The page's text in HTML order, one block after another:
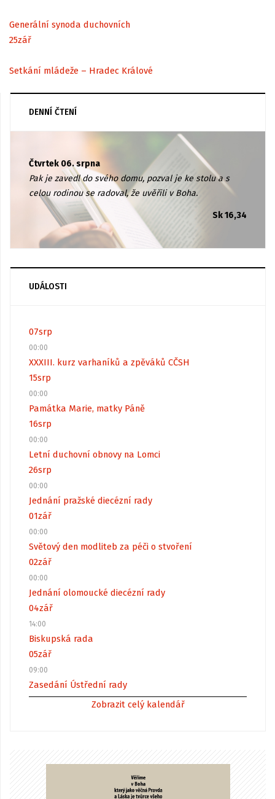
Generální synoda duchovních
25zář
Setkání mládeže – Hradec Králové
DENNÍ ČTENÍ
Čtvrtek 06. srpna
Pak je zavedl do svého domu, pozval je ke stolu a s
celou rodinou se radoval, že uvěřili v Boha.
Sk 16,34
UDÁLOSTI
07srp
00:00
XXXIII. kurz varhaníků a zpěváků CČSH
15srp
00:00
Památka Marie, matky Páně
16srp
00:00
Letní duchovní obnovy na Lomci
26srp
00:00
Jednání pražské diecézní rady
01zář
00:00
Světový den modliteb za péči o stvoření
02zář
00:00
Jednání olomoucké diecézní rady
04zář
14:00
Biskupská rada
05zář
09:00
Zasedání Ústřední rady
Zobrazit celý kalendář